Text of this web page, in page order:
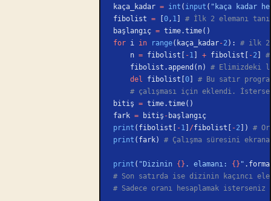
kaça_kadar = int ( input ( "kaça kadar
fibolist = [0, 1] # İlk 2 elemanı
başlangıç = time.time()
for i in range(kaça_kadar-2): # ilk 2
    n
= fibolist[ -1] + fibolist[ -2]
    fibolist.append(n)
# Elimizdeki
    del
fibolist[0] # Bu satır
# çalışması için eklendi.
bitiş = time.time()
fark = bitiş - başlangıç
print (fibolist[ -1] /fibolist[ -2]) #
print (fark) # Çalışma süresini
print ( "Dizinin {} . elamanı: {} "
# Son satırda ise dizinin kaçıncı
# Sadece oranı hesaplamak